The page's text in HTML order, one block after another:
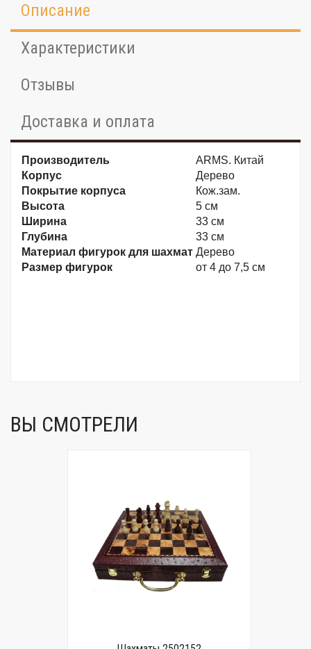
Описание
Характеристики
Отзывы
Доставка и оплата
Производитель
ARMS. Китай
Корпус
Дерево
Покрытие корпуса
Кож.зам.
Высота
5 см
Ширина
33 см
Глубина
33 см
Материал фигурок для шахмат Дерево
Размер фигурок
от 4 до 7,5 см
ВЫ СМОТРЕЛИ